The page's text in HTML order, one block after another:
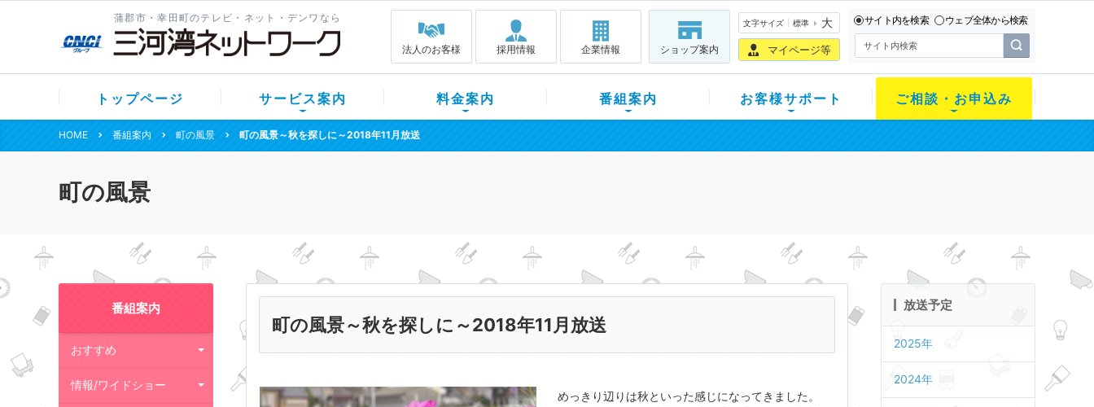
蒲郡市・幸田町のテレビ・ネット・デンワなら
法人のお客様 採用情報 企業情報 ショップ案内
文字サイズ 標準 大
マイページ等
サイト内を検索 ウェブ全体から検索
トップページ サービス案内 料金案内 番組案内 お客様サポート ご相談・お申込み
HOME 番組案内 町の風景 町の風景～秋を探しに～2018年11月放送
町の風景
番組案内
おすすめ
情報/ワイドショー
町の風景～秋を探しに～2018年11月放送
めっきり辺りは秋といった感じになってきました。
放送予定
2025年
2024年